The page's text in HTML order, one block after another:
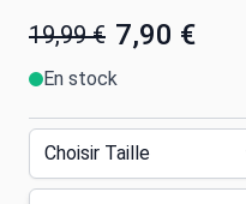
19,99 € 7,90 €
En stock